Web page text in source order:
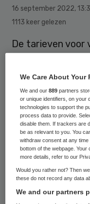
16 september 2022,
1113 keer gelezen
De tarieven
Zorgautoriteit
de Nederlandse
(NVvP)
vrijgevestigde
De NZa meldt op
vastgestelde
redelijke kosten
We Care About Your
We and our889 partners
or unique identifiers, on your
technologies to support the
process data to provide.
disable them. If trackers are
be as relevant to you. You
withdraw consent at any
bottom of the webpage.
more details, refer to our
Would you rather not? Then
these do not record any data
We and our partners